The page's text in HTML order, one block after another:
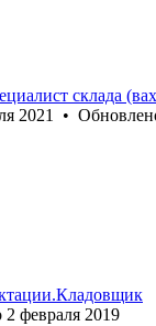
склада
2021 •
2 февраля 2019